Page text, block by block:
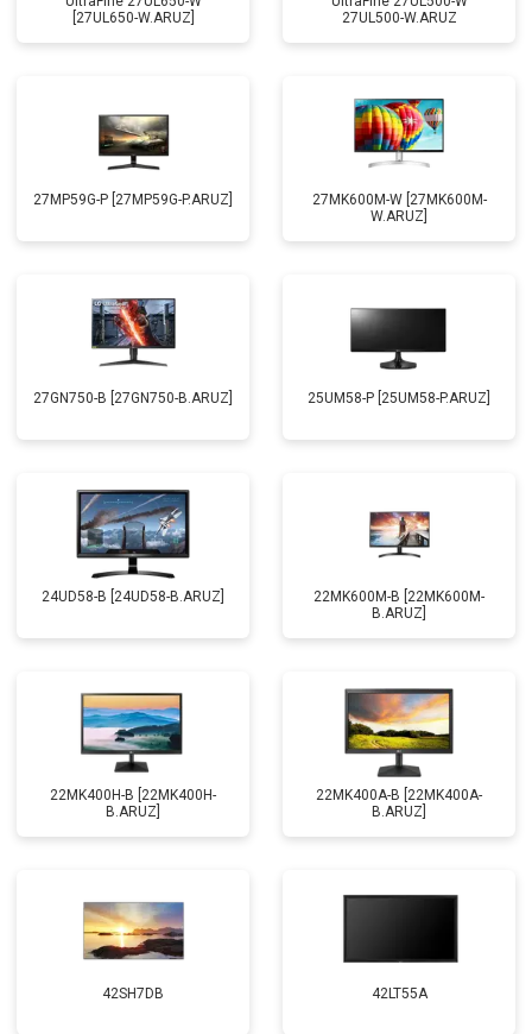
[27UL650-W.ARUZ]
27UL500-W.ARUZ
27MP59G-P [27MP59G-P.ARUZ]
27MK600M-W [27MK600M-
W.ARUZ]
27GN750-B [27GN750-B.ARUZ] 25UM58-P [25UM58-P.ARUZ]
24UD58-B [24UD58-B.ARUZ]
22MK600M-B [22MK600M-
B.ARUZ]
22MK400H-B [22MK400H-
B.ARUZ]
22MK400A-B [22MK400A-
B.ARUZ]
42SH7DB 42LT55A